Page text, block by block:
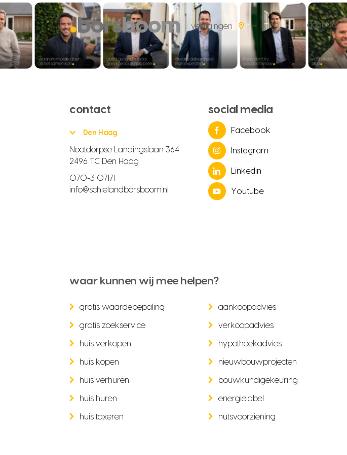
vestigingen aanbod
contact
Den Haag
Nootdorpse Landingslaan 364
2496 TC Den Haag
070-3107171
info@schielandborsboom.nl
social media
Facebook
Instagram
Linkedin
Youtube
waar kunnen wij mee helpen?
gratis waardebepaling
gratis zoekservice
huis verkopen
huis kopen
huis verhuren
huis huren
huis taxeren
aankoopadvies
verkoopadvies
hypotheekadvies
nieuwbouwprojecten
bouwkundigekeuring
energielabel
nutsvoorziening